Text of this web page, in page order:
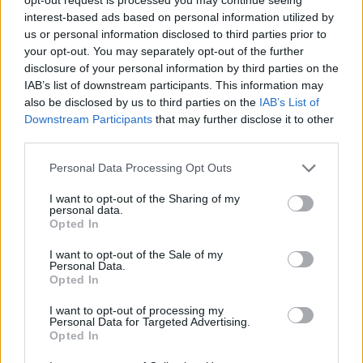
interest-based ads based on personal information utilized by
us or personal information disclosed to third parties prior to
your opt-out. You may separately opt-out of the further
disclosure of your personal information by third parties on the
IAB’s list of downstream participants. This information may
also be disclosed by us to third parties on the IAB’s List of
Downstream Participants that may further disclose it to other
Personal Data Processing Opt Outs
I want to opt-out of the Sharing of my
personal data.
Opted In
I want to opt-out of the Sale of my
Personal Data.
Opted In
I want to opt-out of processing my
Personal Data for Targeted Advertising.
Opted In
Ατύχημα για τον Ιβάν Σβιτάιλο
στην Κέρκυρα: «Θα σηκωθώ πιο
δυνατός»
ΣΉΜΕΡΑ
Ο ηθοποιός και χορευτής μοιράστηκε
στο Instagram μια φωτογραφία από
πρόσφατη εξέτασή του, με ένα μήνυμα
θάρρους
Φοβερή ιστορία στον ΟΦΗ:
Ένας κάτοχος εισιτηρίου
διαρκείας είναι μόλις 2 μηνών
ΣΉΜΕΡΑ
Διακοπές στη Μύκονο για τη
παραλία